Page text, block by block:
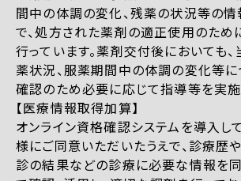
間中の体調の変化、残薬の状況等の
で、処方された薬剤の適正使用のた
行っています。薬剤交付後においても
薬状況、服薬期間中の体調の変化等に
確認のため必要に応じて指導等を実施
【医療情報取得加算】
オンライン資格確認システムを導入し
様にご同意いただいたうえで、診療歴
診の結果などの診療に必要な情報を